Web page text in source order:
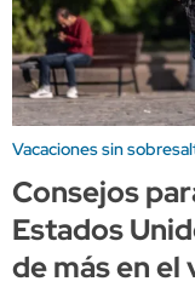
Vacaciones sin
Consejos
Estados
de más en el